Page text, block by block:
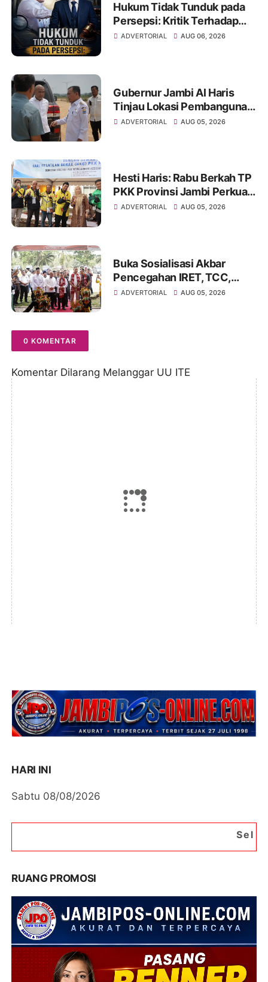
Hukum Tidak Tunduk pada
Persepsi: Kritik Terhadap
Monopoli Kebenaran oleh
ADVERTORIAL AUG 06, 2026
Gubernur Jambi Al Haris
Tinjau Lokasi Pembangunan
Sekolah Rakyat dan Lokasi
ADVERTORIAL AUG 05, 2026
Hesti Haris: Rabu Berkah TP
PKK Provinsi Jambi Perkuat
Literasi Keuangan dan
ADVERTORIAL AUG 05, 2026
Buka Sosialisasi Akbar
Pencegahan IRET, TCC,
Perundungan, dan Bahaya
ADVERTORIAL AUG 05, 2026
0 KOMENTAR
Komentar Dilarang Melanggar UU ITE
HARI INI
Sabtu 08/08/2026
Selamat Datang di
RUANG PROMOSI